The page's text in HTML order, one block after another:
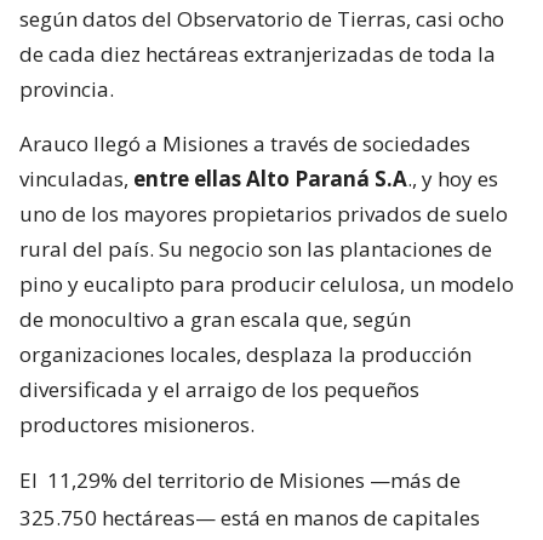
según datos del Observatorio de Tierras, casi ocho
de cada diez hectáreas extranjerizadas de toda la
provincia.
Arauco llegó a Misiones a través de sociedades
vinculadas, entre ellas Alto Paraná S.A., y hoy es
uno de los mayores propietarios privados de suelo
rural del país. Su negocio son las plantaciones de
pino y eucalipto para producir celulosa, un modelo
de monocultivo a gran escala que, según
organizaciones locales, desplaza la producción
diversificada y el arraigo de los pequeños
productores misioneros.
El 11,29% del territorio de Misiones —más de
325.750 hectáreas— está en manos de capitales